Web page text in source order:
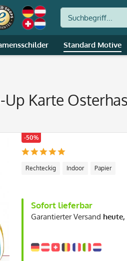
Standard Motive
Up Karte
-50%
Rechteckig Indoor Papier
Sofort lieferbar
Garantierter Versand heute,